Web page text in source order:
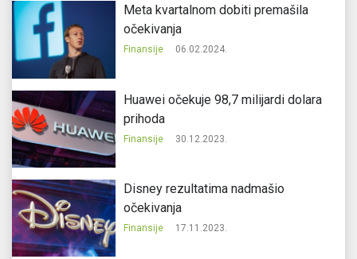
Meta kvartalnom dobiti premašila
očekivanja
Finansije 06.02.2024.
Huawei očekuje 98,7 milijardi dolara
prihoda
Finansije 30.12.2023.
Disney rezultatima nadmašio
očekivanja
Finansije 17.11.2023.